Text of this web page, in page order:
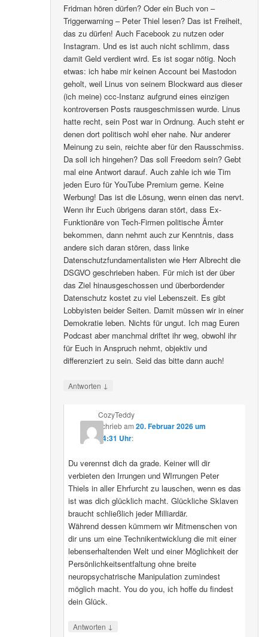
Fridman hören dürfen? Oder ein Buch von –
Triggerwarning – Peter Thiel lesen? Das ist Freiheit,
das zu dürfen! Auch Facebook zu nutzen oder
Instagram. Und es ist auch nicht schlimm, dass
damit Geld verdient wird. Es ist sogar nötig. Noch
etwas: ich habe mir keinen Account bei Mastodon
geholt, weil Linus von seinem Blockward aus dieser
(ich meine) ccc-Instanz aufgrund eines einzigen
kontroversen Posts rausgeschmissen wurde. Linus
hatte recht, sein Post war in Ordnung. Auch steht er
denen dort politisch wohl eher nahe. Nur anderer
Meinung zu sein, reichte aber für den Rausschmiss.
Da soll ich hingehen? Das soll Freedom sein? Gebt
mal eine Antwort darauf. Auch zahle ich wie Tim
jeden Euro für YouTube Premium gerne. Keine
Werbung! Das ist die Lösung, wenn einen das nervt.
Wenn ihr Euch übrigens daran stört, dass Ex-
Funktionäre von Tech-Firmen politische Ämter
bekommen, dann nehmt auch zur Kenntnis, dass
andere sich daran stören, dass linke
Datenschutzfundamentalisten wie Herr Albrecht die
DSGVO geschrieben haben. Für mich ist der über
das Ziel hinausgeschossen und überbordender
Datenschutz kostet zu viel Lebenszeit. Es gibt
Lobbyisten beider Seiten. Damit müssen wir in einer
Demokratie leben. Nichts für ungut. Ich mag Euren
Podcast aber manchmal driftet ihr weg, obwohl ihr
für Euch in Anspruch nehmt, objektiv und
differenziert zu sein. Seid das bitte dann auch!
Antworten ↓
CozyTeddy
schriebam 20. Februar 2026 um
14:31 Uhr:
Du verennst dich da grade. Keiner will dir
verbieten den Irrungen und WIrrungen Peter
Thiels in aller Ehrfurcht zu lauschen, wenn es das
ist was dich glücklich macht. Glückliche Sklaven
braucht schließlich jeder Milliardär.
Während dessen kümmern wir Mitmenschen von
dir uns um eine Technikentwicklung die mit einer
lebenserhaltenden Welt und einer Möglichkeit der
Persönlichkeitsentfaltung ohne breite
neuropsychatrische Manipulation zumindest
möglich macht. You do you, ich hoffe du findest
dein Glück.
Antworten ↓